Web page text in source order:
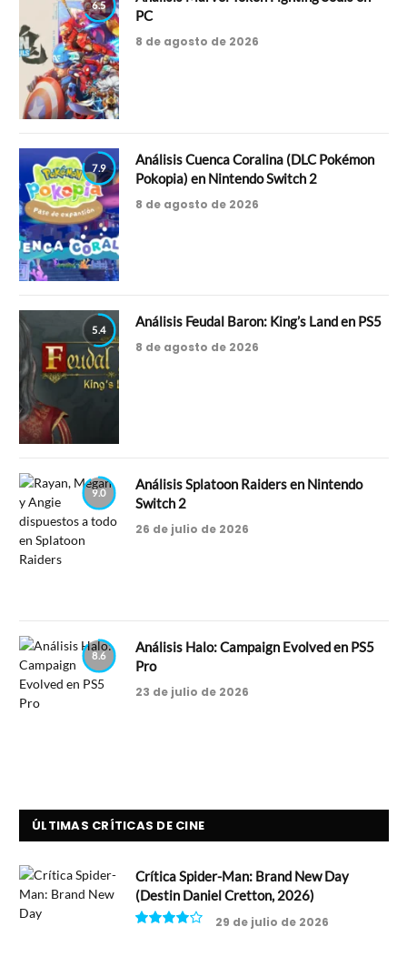
6.5
PC
8 de agosto de 2026
7.9
Análisis Cuenca Coralina (DLC Pokémon
Pokopia) en Nintendo Switch 2
8 de agosto de 2026
5.4
Análisis Feudal Baron: King’s Land en PS5
8 de agosto de 2026
9.0
Análisis Splatoon Raiders en Nintendo
Switch 2
26 de julio de 2026
8.6
Análisis Halo: Campaign Evolved en PS5
Pro
23 de julio de 2026
ÚLTIMAS CRÍTICAS DE CINE
Crítica Spider-Man: Brand New Day
(Destin Daniel Cretton, 2026)
29 de julio de 2026